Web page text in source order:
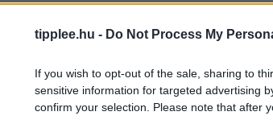
tipplee.hu - Do Not Process My
If you wish to opt-out of the sale, sharing to
sensitive information for targeted advertising
confirm your selection. Please note that after
tojással tesztelni a sütő beállításait,
előmelegítésre, a tojásokat nem kell
is felesleges. A légkeveréses sütő így
is kiválóan alkalmas, ami további